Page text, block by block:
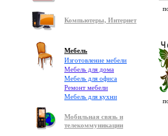
Компьютеры, Интернет
Мебель
Изготовление мебели
Мебель для дома
Мебель для офиса
Ремонт мебели
Мебель для кухни
Мобильная связь и
телекоммуникации